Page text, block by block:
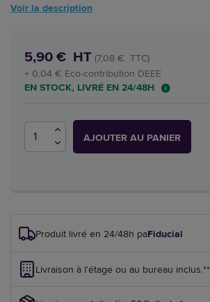
Voir la description
5,90 € HT (7,08 € TTC)
+ 0,04 € Eco-contribution DEEE
EN STOCK, LIVRÉ EN 24/48H
AJOUTER AU PANIER
Produit livré en 24/48h parFiducial
Livraison à l'étage ou au bureau inclus.**